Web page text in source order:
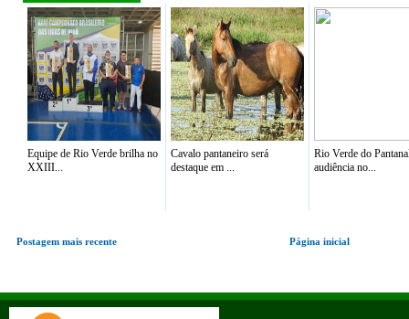
Equipe de Rio Verde brilha no
XXIII...
Cavalo pantaneiro será
destaque em ...
Rio Verde do
audiência no...
Postagem mais recente Página inicial